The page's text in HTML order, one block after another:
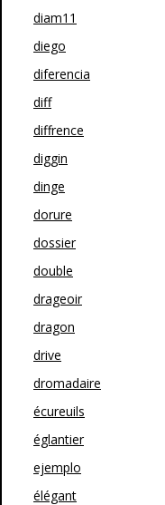
diam11
diego
diferencia
diff
diffrence
diggin
dinge
dorure
dossier
double
drageoir
dragon
drive
dromadaire
écureuils
églantier
ejemplo
élégant